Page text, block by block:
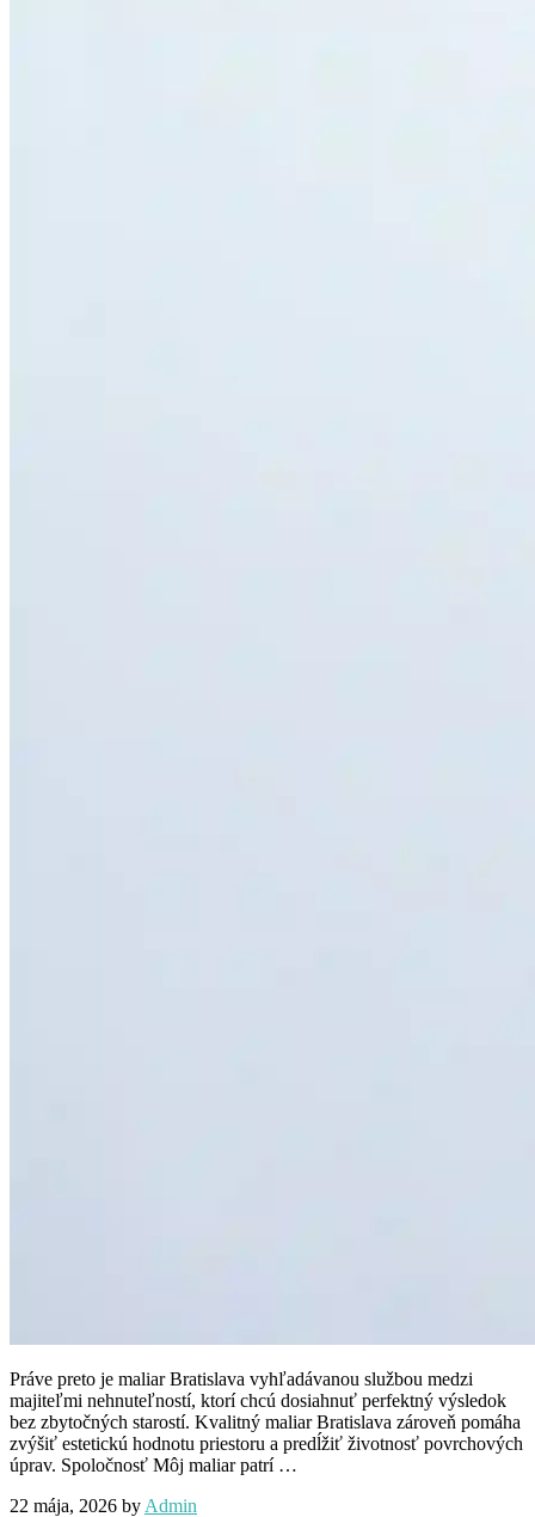
Práve preto je maliar Bratislava vyhľadávanou službou medzi
majiteľmi nehnuteľností, ktorí chcú dosiahnuť perfektný výsledok
bez zbytočných starostí. Kvalitný maliar Bratislava zároveň pomáha
zvýšiť estetickú hodnotu priestoru a predĺžiť životnosť povrchových
úprav. Spoločnosť Môj maliar patrí …
22 mája, 2026 by Admin